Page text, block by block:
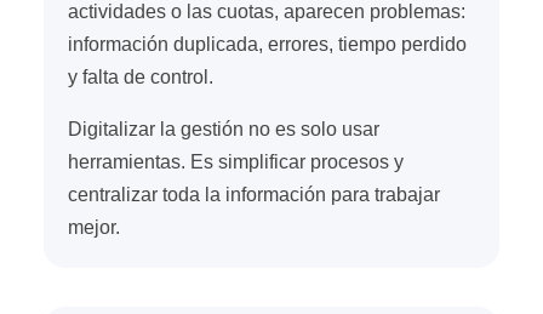
actividades o las cuotas, aparecen problemas:
información duplicada, errores, tiempo perdido
y falta de control.
Digitalizar la gestión no es solo usar
herramientas. Es simplificar procesos y
centralizar toda la información para trabajar
mejor.